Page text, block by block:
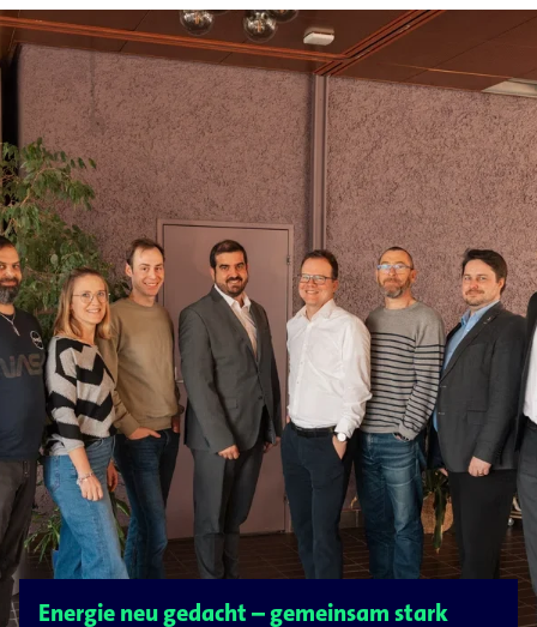
Energie neu gedacht – gemeinsam stark